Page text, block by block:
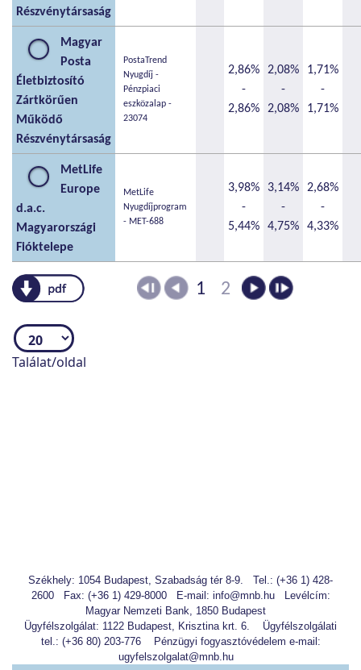
Részvénytársaság
Magyar
Posta
Életbiztosító
Zártkörűen
Működő
Részvénytársaság
PostaTrend
Nyugdíj -
Pénzpiaci
eszközalap -
23074
2,86%
-
2,86%
2,08%
-
2,08%
1,71%
-
1,71%
MetLife
Europe
d.a.c.
Magyarországi
Fióktelepe
MetLife
Nyugdíjprogram
- MET-688
3,98%
-
5,44%
3,14%
-
4,75%
2,68%
-
4,33%
pdf 1 2
Találat/oldal
Székhely: 1054 Budapest, Szabadság tér 8-9.
Tel.: (+36 1) 428-
2600
Fax: (+36 1) 429-8000 E-mail: info@mnb.hu
Levélcím:
Magyar Nemzeti Bank, 1850 Budapest
Ügyfélszolgálat: 1122 Budapest, Krisztina krt. 6.
Ügyfélszolgálati
tel.: (+36 80) 203-776
Pénzügyi fogyasztóvédelem e-mail:
ugyfelszolgalat@mnb.hu